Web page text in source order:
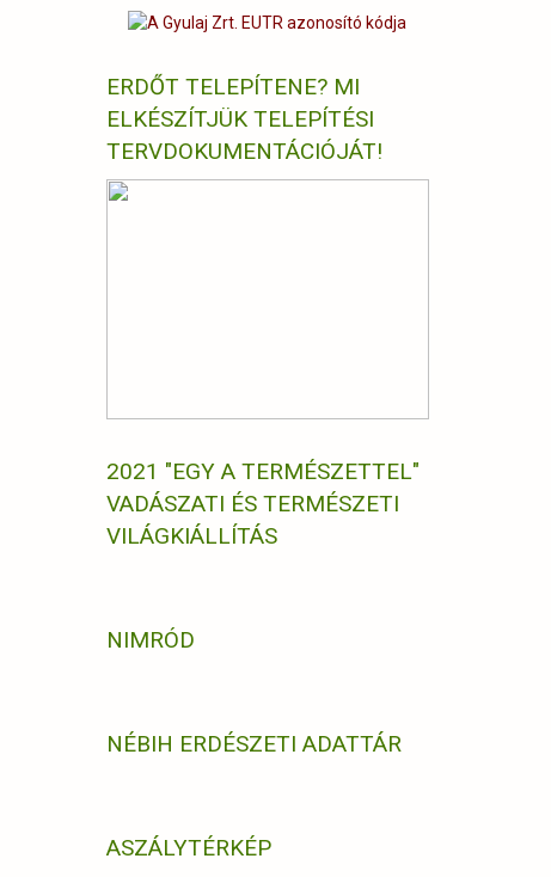
ERDŐT TELEPÍTENE? MI
ELKÉSZÍTJÜK TELEPÍTÉSI
TERVDOKUMENTÁCIÓJÁT!
2021 "EGY A TERMÉSZETTEL"
VADÁSZATI ÉS TERMÉSZETI
VILÁGKIÁLLÍTÁS
NIMRÓD
NÉBIH ERDÉSZETI ADATTÁR
ASZÁLYTÉRKÉP